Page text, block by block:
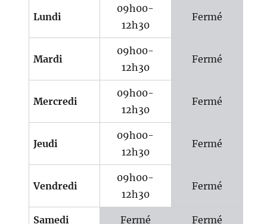
Lundi
09h00-
12h30
Fermé
Mardi
09h00-
12h30
Fermé
Mercredi
09h00-
12h30
Fermé
Jeudi
09h00-
12h30
Fermé
Vendredi
09h00-
12h30
Fermé
Samedi Fermé Fermé